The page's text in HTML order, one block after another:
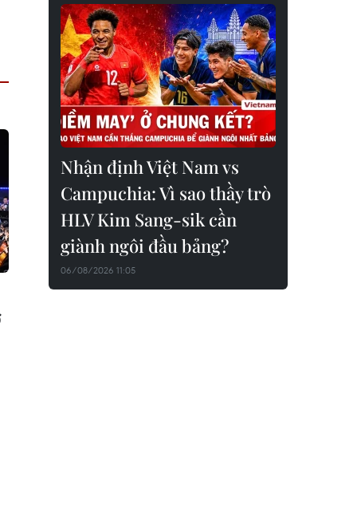
Nhận định Việt Nam vs
Campuchia: Vì sao thầy trò
HLV Kim Sang-sik cần
giành ngôi đầu bảng?
06/08/2026 11:05